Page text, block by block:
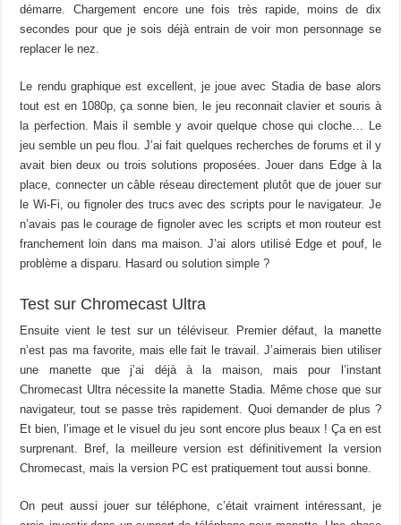
démarre. Chargement encore une fois très rapide, moins de dix
secondes pour que je sois déjà entrain de voir mon personnage se
replacer le nez.
Le rendu graphique est excellent, je joue avec Stadia de base alors
tout est en 1080p, ça sonne bien, le jeu reconnait clavier et souris à
la perfection. Mais il semble y avoir quelque chose qui cloche… Le
jeu semble un peu flou. J’ai fait quelques recherches de forums et il y
avait bien deux ou trois solutions proposées. Jouer dans Edge à la
place, connecter un câble réseau directement plutôt que de jouer sur
le Wi-Fi, ou fignoler des trucs avec des scripts pour le navigateur. Je
n’avais pas le courage de fignoler avec les scripts et mon routeur est
franchement loin dans ma maison. J’ai alors utilisé Edge et pouf, le
problème a disparu. Hasard ou solution simple ?
Test sur Chromecast Ultra
Ensuite vient le test sur un téléviseur. Premier défaut, la manette
n’est pas ma favorite, mais elle fait le travail. J’aimerais bien utiliser
une manette que j’ai déjà à la maison, mais pour l’instant
Chromecast Ultra nécessite la manette Stadia. Même chose que sur
navigateur, tout se passe très rapidement. Quoi demander de plus ?
Et bien, l’image et le visuel du jeu sont encore plus beaux ! Ça en est
surprenant. Bref, la meilleure version est définitivement la version
Chromecast, mais la version PC est pratiquement tout aussi bonne.
On peut aussi jouer sur téléphone, c’était vraiment intéressant, je